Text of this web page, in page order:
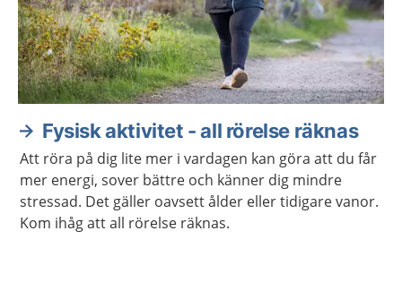
Fysisk aktivitet - all rörelse räknas
Att röra på dig lite mer i vardagen kan göra att du får
mer energi, sover bättre och känner dig mindre
stressad. Det gäller oavsett ålder eller tidigare vanor.
Kom ihåg att all rörelse räknas.